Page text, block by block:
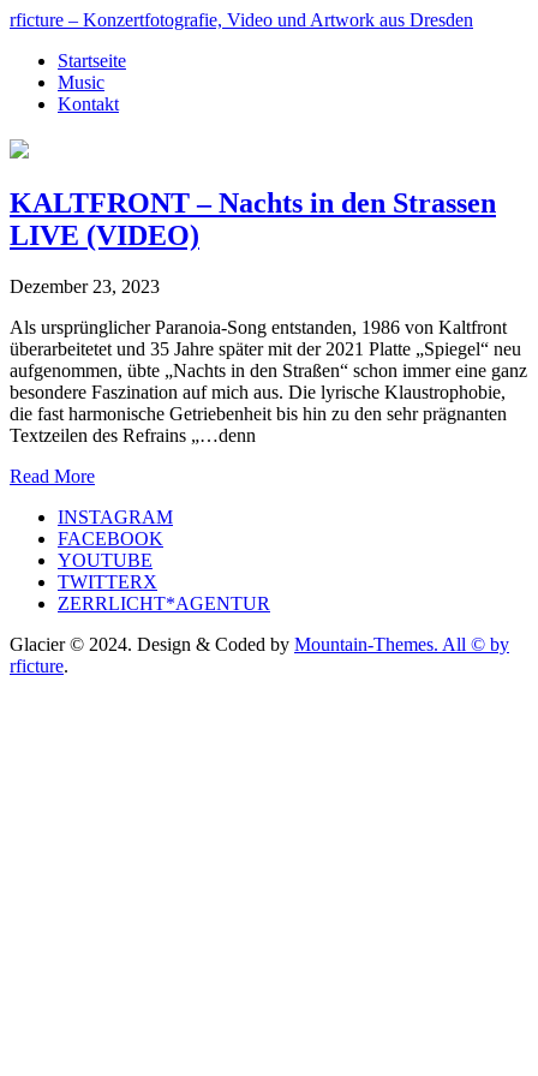
rficture – Konzertfotografie, Video und Artwork aus Dresden
Startseite
Music
Kontakt
KALTFRONT – Nachts in den Strassen
LIVE (VIDEO)
Dezember 23, 2023
Als ursprünglicher Paranoia-Song entstanden, 1986 von Kaltfront
überarbeitetet und 35 Jahre später mit der 2021 Platte „Spiegel“ neu
aufgenommen, übte „Nachts in den Straßen“ schon immer eine ganz
besondere Faszination auf mich aus. Die lyrische Klaustrophobie,
die fast harmonische Getriebenheit bis hin zu den sehr prägnanten
Textzeilen des Refrains „…denn
Read More
INSTAGRAM
FACEBOOK
YOUTUBE
TWITTERX
ZERRLICHT*AGENTUR
Glacier © 2024. Design & Coded by Mountain-Themes. All © by
rficture.